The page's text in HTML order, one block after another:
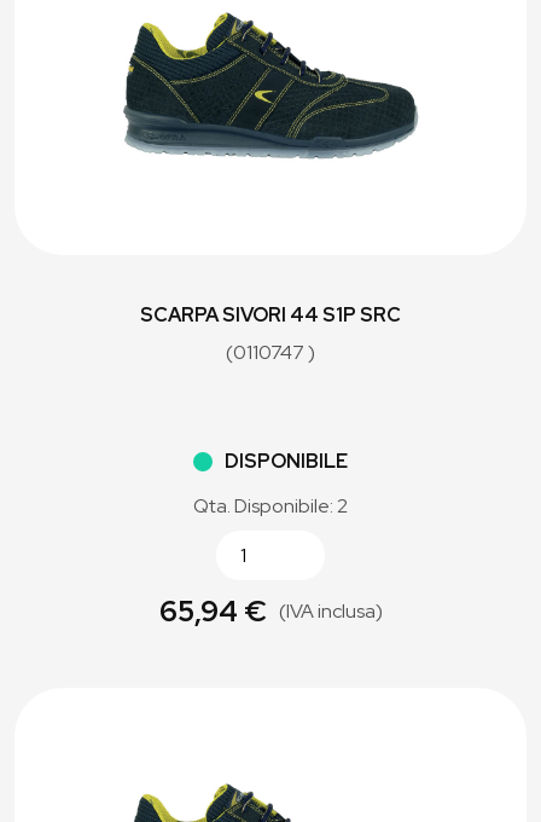
SCARPA SIVORI 44 S1P SRC
(0110747 )
DISPONIBILE
Qta. Disponibile: 2
65,94 € (IVA inclusa)